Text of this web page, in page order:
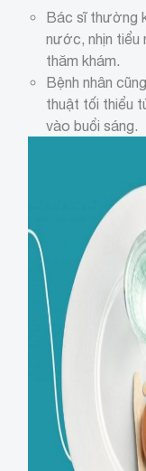
Bác sĩ thường
nước, nhịn tiểu
thăm khám.
Bệnh nhân
thuật tối thiểu
vào buổi sáng.